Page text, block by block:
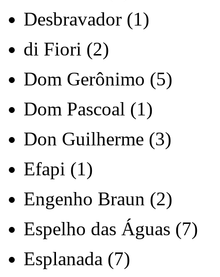
Desbravador (1)
di Fiori (2)
Dom Gerônimo (5)
Dom Pascoal (1)
Don Guilherme (3)
Efapi (1)
Engenho Braun (2)
Espelho das Águas (7)
Esplanada (7)